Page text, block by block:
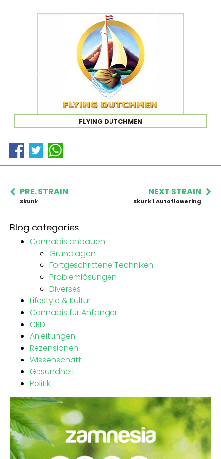
FLYING DUTCHMEN
PRE. STRAIN
Skunk
NEXT STRAIN
Skunk 1 Autoflowering
Blog categories
Cannabis anbauen
Grundlagen
Fortgeschrittene Techniken
Problemlösungen
Diverses
Lifestyle & Kultur
Cannabis für Anfänger
CBD
Anleitungen
Rezensionen
Wissenschaft
Gesundheit
Politik